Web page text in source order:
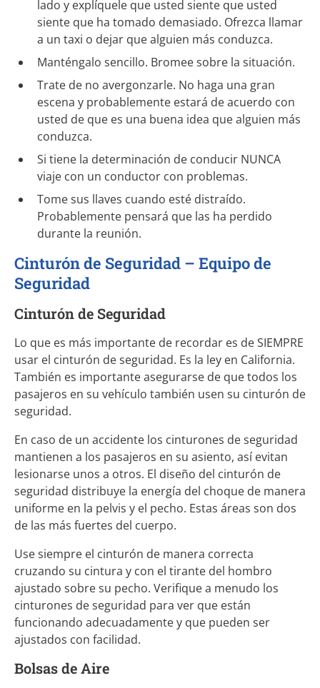
lado y explíquele que usted siente que usted
siente que ha tomado demasiado. Ofrezca llamar
a un taxi o dejar que alguien más conduzca.
Manténgalo sencillo. Bromee sobre la situación.
Trate de no avergonzarle. No haga una gran
escena y probablemente estará de acuerdo con
usted de que es una buena idea que alguien más
conduzca.
Si tiene la determinación de conducir NUNCA
viaje con un conductor con problemas.
Tome sus llaves cuando esté distraído.
Probablemente pensará que las ha perdido
durante la reunión.
Cinturón de Seguridad – Equipo de
Seguridad
Cinturón de Seguridad
Lo que es más importante de recordar es de SIEMPRE
usar el cinturón de seguridad. Es la ley en California.
También es importante asegurarse de que todos los
pasajeros en su vehículo también usen su cinturón de
seguridad.
En caso de un accidente los cinturones de seguridad
mantienen a los pasajeros en su asiento, así evitan
lesionarse unos a otros. El diseño del cinturón de
seguridad distribuye la energía del choque de manera
uniforme en la pelvis y el pecho. Estas áreas son dos
de las más fuertes del cuerpo.
Use siempre el cinturón de manera correcta
cruzando su cintura y con el tirante del hombro
ajustado sobre su pecho. Verifique a menudo los
cinturones de seguridad para ver que están
funcionando adecuadamente y que pueden ser
ajustados con facilidad.
Bolsas de Aire